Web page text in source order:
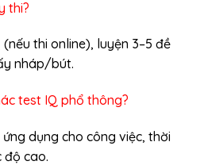
thi?
thi online), luyện 3–5 đề
nháp/bút.
test IQ phổ thông?
dụng cho công việc, thời
độ cao.